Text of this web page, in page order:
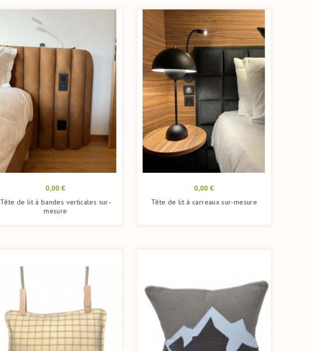
Prix
0,00 €
Tête de lit à bandes verticales sur-
mesure
Prix
0,00 €
Tête de lit à carreaux sur-mesure